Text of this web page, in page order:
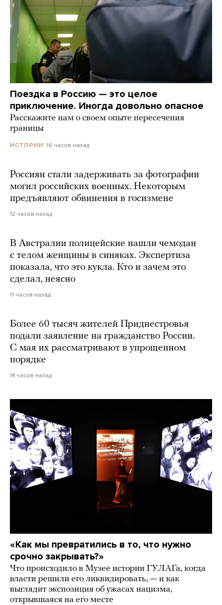
Поездка в Россию — это целое
приключение. Иногда довольно опасное
Расскажите нам о своем опыте пересечения
границы
ИСТОРИИ 16 часов назад
Россиян стали задерживать за фотографии
могил российских военных. Некоторым
предъявляют обвинения в госизмене
12 часов назад
В Австралии полицейские нашли чемодан
с телом женщины в синяках. Экспертиза
показала, что это кукла. Кто и зачем это
сделал, неясно
11 часов назад
Более 60 тысяч жителей Приднестровья
подали заявление на гражданство России.
С мая их рассматривают в упрощенном
порядке
14 часов назад
«Как мы превратились в то, что нужно
срочно закрывать?»
Что происходило в Музее истории ГУЛАГа, когда
власти решили его ликвидировать, — и как
выглядит экспозиция об ужасах нацизма,
открывшаяся на его месте